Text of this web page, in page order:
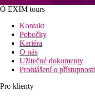
O EXIM tours
Kontakt
Pobočky
Kariéra
O nás
Užitečné dokumenty
Prohlášení o přístupnosti
Pro klienty